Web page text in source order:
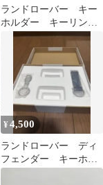
ランドローバー キー
ホルダー キーリン
グ レンジローバー
ディフェンダー 純正
¥4,500
ランドローバー ディ
フェンダー キーホル
ダーセット